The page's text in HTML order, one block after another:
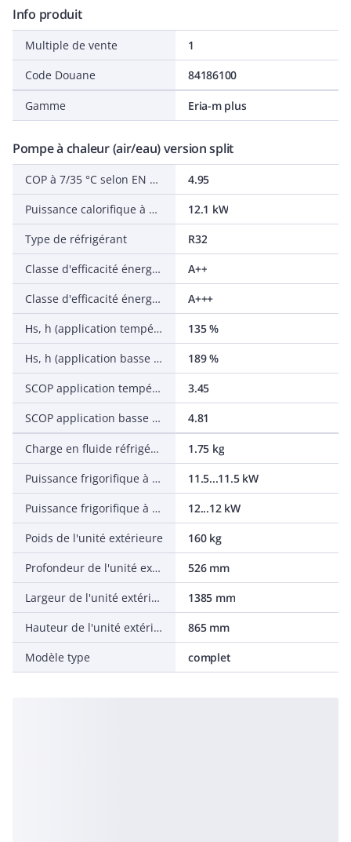
Info produit
Multiple de vente
1
Code Douane
84186100
Gamme Eria-m plus
Pompe à chaleur (air/eau) version split
COP à 7/35 °C selon EN 14511
4.95
Puissance calorifique à 7/35 °C selon EN 14511
12.1 kW
Type de réfrigérant
R32
Classe d'efficacité énergétique chauffage de l'espace (55 °C) dans des conditions moyennes
A++
Classe d'efficacité énergétique chauffage de l'espace (35 °C) dans des conditions moyennes
A+++
Ηs, h (application température moyenne (55 °C) dans des conditions moyennes)
135 %
Ηs, h (application basse température (35 °C) dans des conditions moyennes)
189 %
SCOP application température moyenne (55 °C) dans des conditions moyennes
3.45
SCOP application basse température (35 °C) dans des conditions moyennes
4.81
Charge en fluide réfrigérant préchargé
1.75 kg
Puissance frigorifique à 35/7° selon EN14511
11.5...11.5 kW
Puissance frigorifique à 35/18°C selon EN14511
12...12 kW
Poids de l'unité extérieure
160 kg
Profondeur de l'unité extérieure
526 mm
Largeur de l'unité extérieure
1385 mm
Hauteur de l'unité extérieure
865 mm
Modèle type
complet